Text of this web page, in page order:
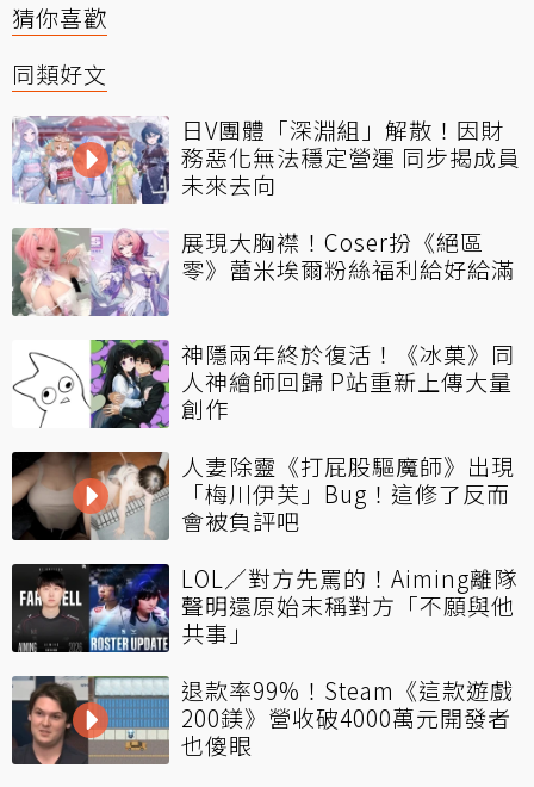
猜你喜歡
同類好文
日V團體「深淵組」解散！因財
務惡化無法穩定營運 同步揭成員
未來去向
展現大胸襟！Coser扮《絕區
零》蕾米埃爾粉絲福利給好給滿
神隱兩年終於復活！《冰菓》同
人神繪師回歸 P站重新上傳大量
創作
人妻除靈《打屁股驅魔師》出現
「梅川伊芙」Bug！這修了反而
會被負評吧
LOL／對方先罵的！Aiming離隊
聲明還原始末稱對方「不願與他
共事」
退款率99%！Steam《這款遊戲
200鎂》營收破4000萬元開發者
也傻眼